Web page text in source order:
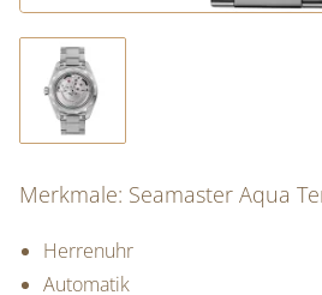
Merkmale: Seamaster Aqua
Herrenuhr
Automatik